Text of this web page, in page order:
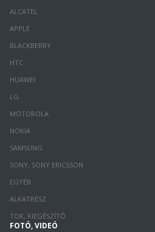
ALCATEL
APPLE
BLACKBERRY
HTC
HUAWEI
LG
MOTOROLA
NOKIA
SAMSUNG
SONY, SONY ERICSSON
EGYÉB
ALKATRÉSZ
TOK, KIEGÉSZÍTŐ
FOTÓ, VIDEÓ